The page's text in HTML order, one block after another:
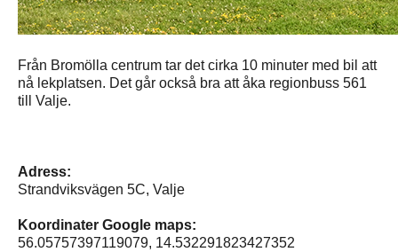
Från Bromölla centrum tar det cirka 10 minuter med bil att
nå lekplatsen. Det går också bra att åka regionbuss 561
till Valje.
Adress:
Strandviksvägen 5C, Valje
Koordinater Google maps:
56.05757397119079, 14.532291823427352